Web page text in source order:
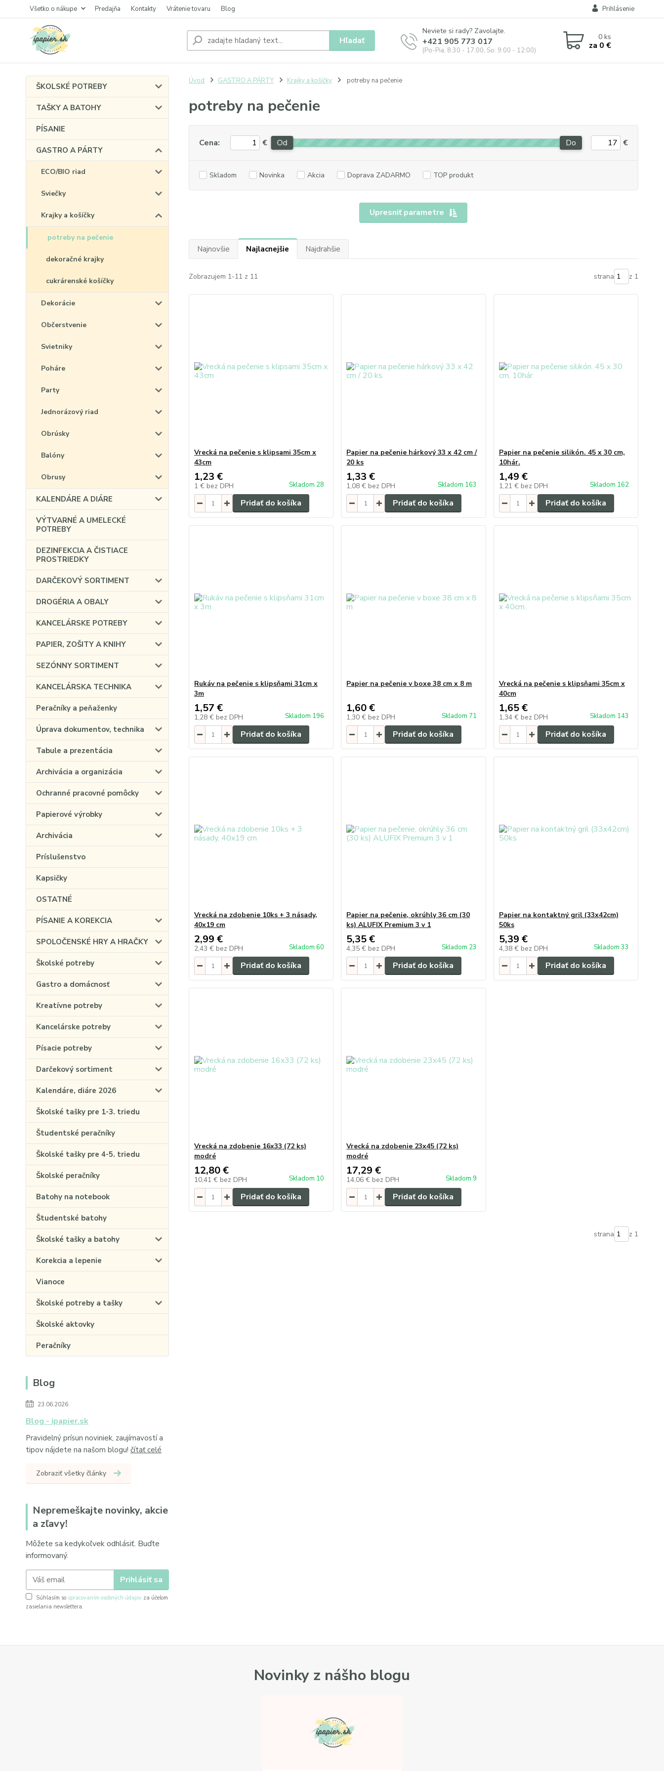
Všetko o nákupe Predajňa Kontakty Vrátenie tovaru Blog Prihlásenie
Hľadať
Neviete si rady? Zavolajte.
+421 905 773 017
(Po-Pia, 8:30 - 17:00, So: 9:00 - 12:00)
0ks
za 0 €
ŠKOLSKÉ POTREBY
TAŠKY A BATOHY
PÍSANIE
GASTRO A PÁRTY
ECO/BIO riad
Sviečky
Krajky a košíčky
potreby na pečenie
dekoračné krajky
cukrárenské košíčky
Dekorácie
Občerstvenie
Svietniky
Poháre
Party
Jednorázový riad
Obrúsky
Balóny
Obrusy
KALENDÁRE A DIÁRE
VÝTVARNÉ A UMELECKÉ
POTREBY
DEZINFEKCIA A ČISTIACE
PROSTRIEDKY
DARČEKOVÝ SORTIMENT
DROGÉRIA A OBALY
KANCELÁRSKE POTREBY
PAPIER, ZOŠITY A KNIHY
SEZÓNNY SORTIMENT
KANCELÁRSKA TECHNIKA
Peračníky a peňaženky
Úprava dokumentov, technika
Tabule a prezentácia
Archivácia a organizácia
Ochranné pracovné pomôcky
Papierové výrobky
Archivácia
Príslušenstvo
Kapsičky
OSTATNÉ
PÍSANIE A KOREKCIA
SPOLOČENSKÉ HRY A HRAČKY
Školské potreby
Gastro a domácnosť
Kreatívne potreby
Kancelárske potreby
Písacie potreby
Darčekový sortiment
Kalendáre, diáre 2026
Školské tašky pre 1-3. triedu
Študentské peračníky
Školské tašky pre 4-5. triedu
Školské peračníky
Batohy na notebook
Študentské batohy
Školské tašky a batohy
Korekcia a lepenie
Vianoce
Školské potreby a tašky
Školské aktovky
Peračníky
Blog
23.06.2026
Blog - ipapier.sk
Pravidelný prísun noviniek, zaujímavostí a
tipov nájdete na našom blogu! čítať celé
Zobraziť všetky články
Nepremeškajte novinky, akcie
a zľavy!
Môžete sa kedykoľvek odhlásiť. Buďte
informovaný.
Prihlásiť sa
Súhlasím so spracovaním osobných údajov za účelom
zasielania newslettera.
Úvod GASTRO A PÁRTY Krajky a košíčky potreby na pečenie
potreby na pečenie
Upresniť parametre
Cena: € Od Do €
Skladom Novinka Akcia Doprava ZADARMO TOP produkt
Najnovšie Najlacnejšie Najdrahšie
Zobrazujem 1-11 z 11 strana z 1
Vrecká na pečenie s klipsami 35cm x
43cm
1,23 €
1 € bez DPH Skladom 28
Pridať do košíka
Papier na pečenie hárkový 33 x 42 cm /
20 ks
1,33 €
1,08 € bez DPH Skladom 163
Pridať do košíka
Papier na pečenie silikón. 45 x 30 cm,
10hár.
1,49 €
1,21 € bez DPH Skladom 162
Pridať do košíka
Rukáv na pečenie s klipsňami 31cm x
3m
1,57 €
1,28 € bez DPH Skladom 196
Pridať do košíka
Papier na pečenie v boxe 38 cm x 8 m
1,60 €
1,30 € bez DPH Skladom 71
Pridať do košíka
Vrecká na pečenie s klipsňami 35cm x
40cm
1,65 €
1,34 € bez DPH Skladom 143
Pridať do košíka
Vrecká na zdobenie 10ks + 3 násady,
40x19 cm
2,99 €
2,43 € bez DPH Skladom 60
Pridať do košíka
Papier na pečenie, okrúhly 36 cm (30
ks) ALUFIX Premium 3 v 1
5,35 €
4,35 € bez DPH Skladom 23
Pridať do košíka
Papier na kontaktný gril (33x42cm)
50ks
5,39 €
4,38 € bez DPH Skladom 33
Pridať do košíka
Vrecká na zdobenie 16x33 (72 ks)
modré
12,80 €
10,41 € bez DPH Skladom 10
Pridať do košíka
Vrecká na zdobenie 23x45 (72 ks)
modré
17,29 €
14,06 € bez DPH Skladom 9
Pridať do košíka
strana z 1
Novinky z nášho blogu